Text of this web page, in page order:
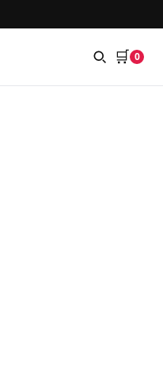
🛒 0